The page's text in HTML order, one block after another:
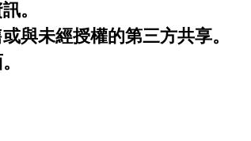
。
與未經授權的第三方共享。